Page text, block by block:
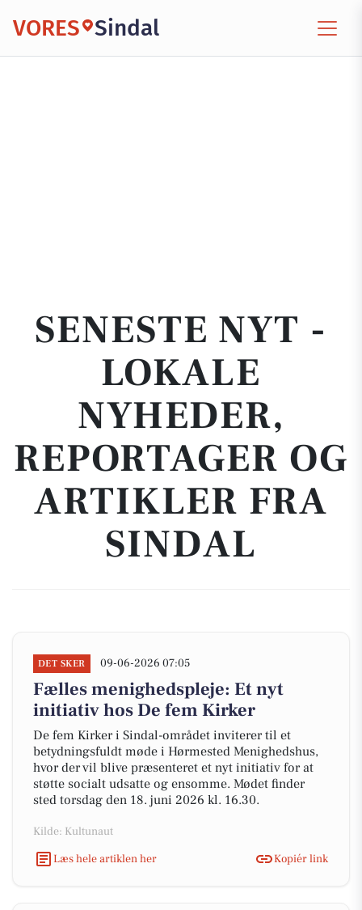
VORES Sindal
SENESTE NYT -
LOKALE
NYHEDER,
REPORTAGER OG
ARTIKLER FRA
SINDAL
DET SKER 09-06-2026 07:05
Fælles menighedspleje: Et nyt
initiativ hos De fem Kirker
De fem Kirker i Sindal-området inviterer til et
betydningsfuldt møde i Hørmested Menighedshus,
hvor der vil blive præsenteret et nyt initiativ for at
støtte socialt udsatte og ensomme. Mødet finder
sted torsdag den 18. juni 2026 kl. 16.30.
Kilde: Kultunaut
Læs hele artiklen her
Kopiér link